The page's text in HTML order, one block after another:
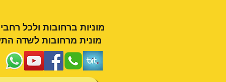
מוניות ברחובות ולכל
מונית מרחובות לשדה